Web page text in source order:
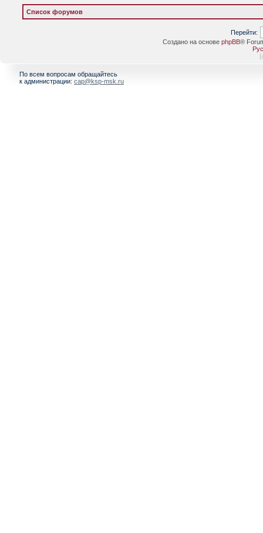
Список форумов
Перейти:
Создано на основе phpBB®
[
По всем вопросам обращайтесь
к администрации: cap@ksp-msk.ru